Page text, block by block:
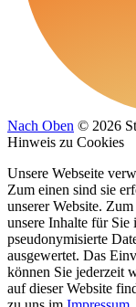
Nach Oben © 2026
Hinweis zu Cookies
Unsere Webseite
Zum einen sind sie
unserer Website.
unsere Inhalte für Sie
pseudonymisierte
ausgewertet. Das
können Sie jederzeit
auf dieser Website